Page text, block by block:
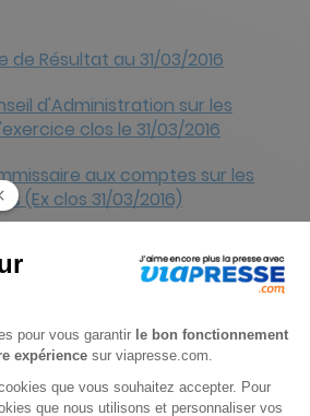
de Résultat au 31/03/2016
d'Administration sur les
clos le 31/03/2016
aux comptes sur les
(Ex clos 31/03/2016)